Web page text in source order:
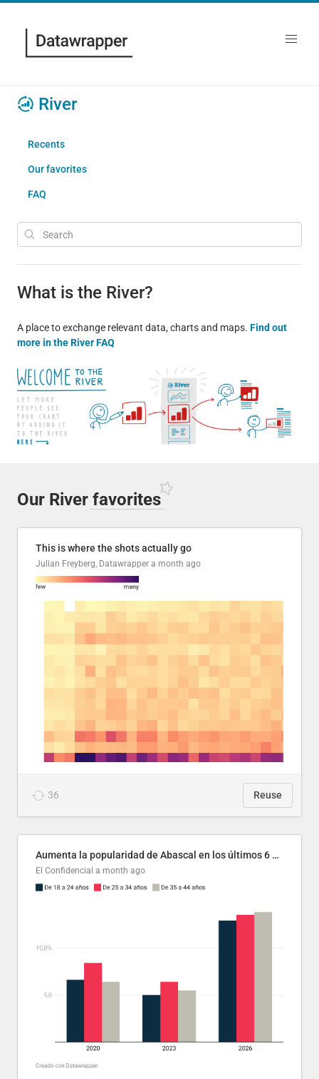
River
Recents
Our favorites
FAQ
What is the River?
A place to exchange relevant data, charts and maps. Find out
more in the River FAQ
Our River favorites
This is where the shots actually go
Julian Freyberg, Datawrapper a month ago
36 Reuse
Aumenta la popularidad de Abascal en los últimos 6 años
El Confidencial a month ago